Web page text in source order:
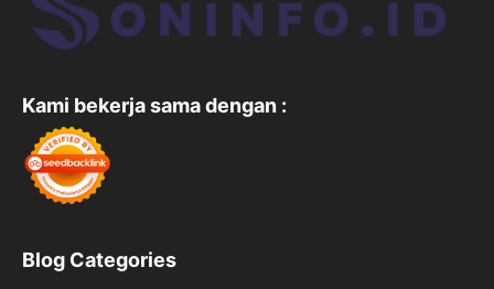
Kami bekerja sama dengan :
Blog Categories